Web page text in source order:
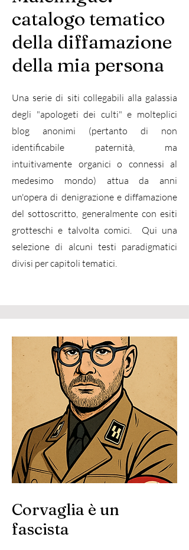
catalogo tematico
della diffamazione
della mia persona
Una serie di siti collegabili alla galassia
degli "apologeti dei culti" e molteplici
blog anonimi (pertanto di non
identificabile paternità, ma
intuitivamente organici o connessi al
medesimo mondo) attua da anni
un'opera di denigrazione e diffamazione
del sottoscritto, generalmente con esiti
grotteschi e talvolta comici. ​ Qui una
selezione di alcuni testi paradigmatici
divisi per capitoli tematici.
Corvaglia è un
fascista